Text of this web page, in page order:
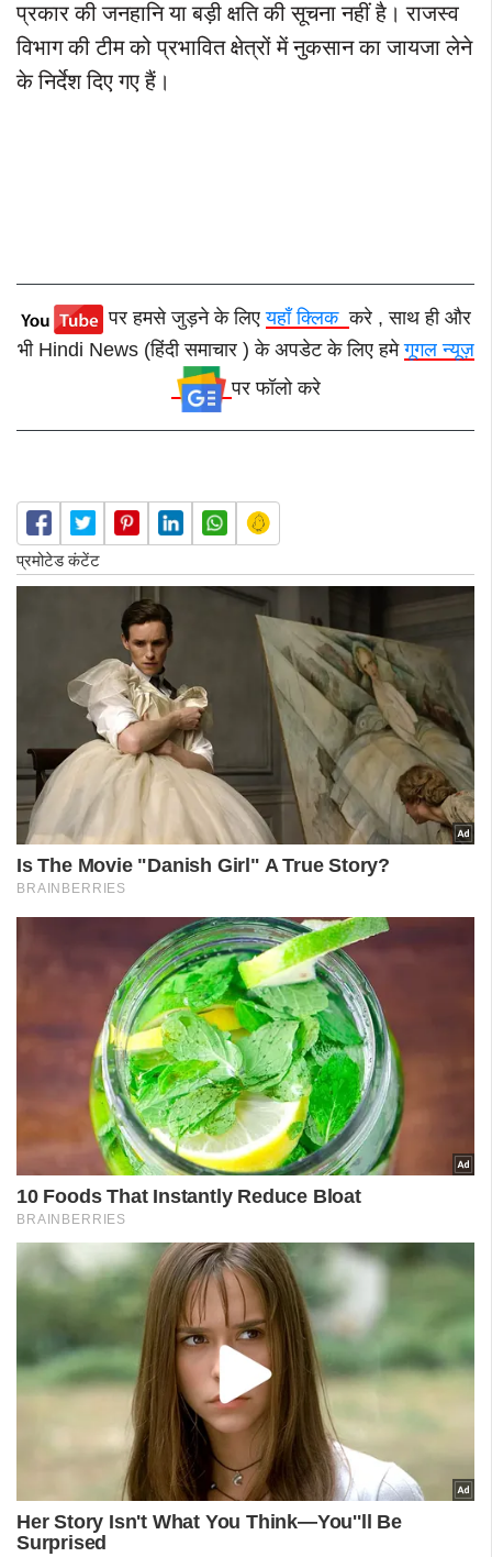
प्रकार की जनहानि या बड़ी क्षति की सूचना नहीं है। राजस्व
विभाग की टीम को प्रभावित क्षेत्रों में नुकसान का जायजा लेने
के निर्देश दिए गए हैं।
पर हमसे जुड़ने के लिएयहाँ क्लिककरे , साथ ही और
भी Hindi News (हिंदी समाचार ) के अपडेट के लिए हमेगूगल न्यूज़
पर फॉलो करे